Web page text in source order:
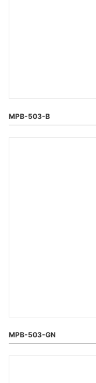
MPB-503-B
MPB-503-GN